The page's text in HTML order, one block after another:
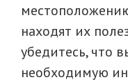
находят их
убедитесь, что
необходимую